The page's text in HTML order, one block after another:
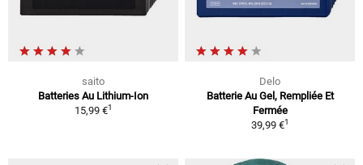
saito
Batteries Au Lithium-Ion
15,99 €1
Delo
Batterie Au Gel, Rempliée Et
Fermée
39,99 €1